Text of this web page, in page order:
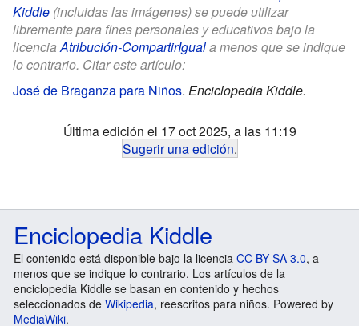
Kiddle (incluidas las imágenes) se puede utilizar
libremente para fines personales y educativos bajo la
licenciaAtribución-CompartirIguala menos que se indique
lo contrario. Citar este artículo:
José de Braganza para Niños. Enciclopedia Kiddle.
Última edición el 17 oct 2025, a las 11:19
Sugerir una edición.
Enciclopedia Kiddle
El contenido está disponible bajo la licencia CC BY-SA 3.0, a
menos que se indique lo contrario. Los artículos de la
enciclopedia Kiddle se basan en contenido y hechos
seleccionados de Wikipedia, reescritos para niños. Powered by
MediaWiki.